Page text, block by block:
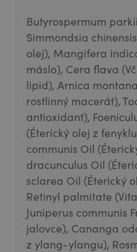
Butyrospermum
Simmondsia
olej), Mangifera
máslo), Cera flava
lipid), Arnica
rostlinný macerát),
antioxidant),
(Éterický olej z
communis Oil
dracunculus Oil
sclarea Oil (Éterický
Retinyl palmitate
Juniperus communis
jalovce), Cananga
z ylang-ylangu),